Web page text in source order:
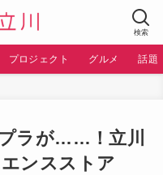
検索
プロジェクト グルメ 話題
プラが……！立川
ンスストア